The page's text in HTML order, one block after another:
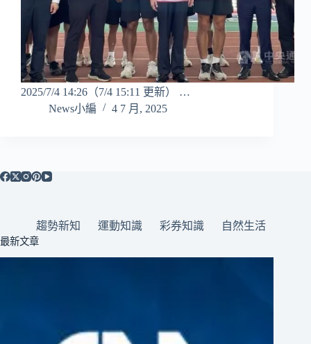
2025/7/4 14:26（7/4 15:11 更新） …
News小編
4 7 月, 2025
趨勢新知 運動知識 彩券知識 自然生活
最新文章